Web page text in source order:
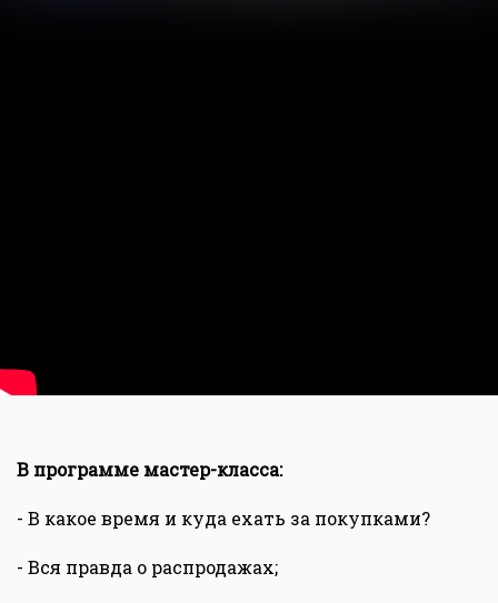
В программе мастер-класса:
- В какое время и куда ехать за покупками?
- Вся правда о распродажах;